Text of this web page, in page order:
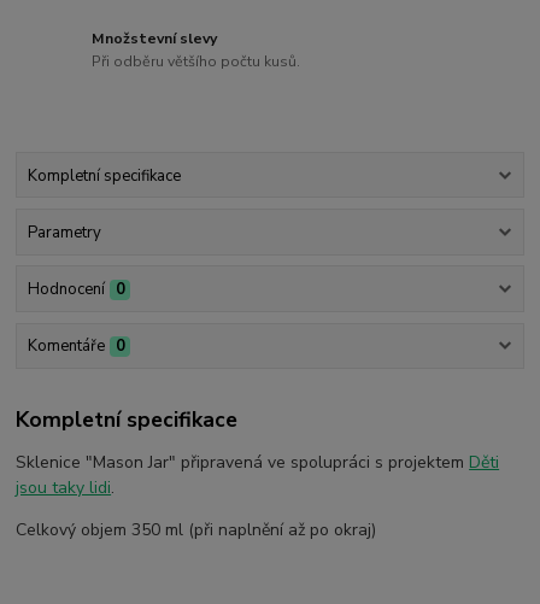
Množstevní slevy
Při odběru většího počtu kusů.
Kompletní specifikace
Parametry
Hodnocení 0
Komentáře 0
Kompletní specifikace
Sklenice "Mason Jar" připravená ve spolupráci s projektem Děti
jsou taky lidi.
Celkový objem 350 ml (při naplnění až po okraj)